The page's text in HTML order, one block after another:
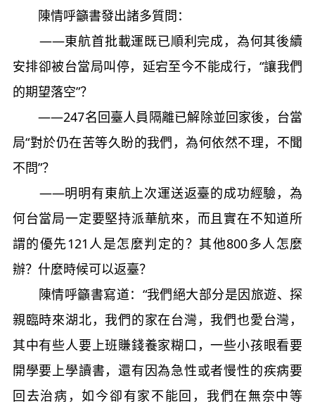
陳情呼籲書發出諸多質問：
——東航首批載運既已順利完成，為何其後續
安排卻被台當局叫停，延宕至今不能成行，“讓我們
的期望落空”？
——247名回臺人員隔離已解除並回家後，台當
局“對於仍在苦等久盼的我們，為何依然不理，不聞
不問”？
——明明有東航上次運送返臺的成功經驗，為
何台當局一定要堅持派華航來，而且實在不知道所
謂的優先121人是怎麼判定的？其他800多人怎麼
辦？什麼時候可以返臺？
陳情呼籲書寫道：“我們絕大部分是因旅遊、探
親臨時來湖北，我們的家在台灣，我們也愛台灣，
其中有些人要上班賺錢養家糊口，一些小孩眼看要
開學要上學讀書，還有因為急性或者慢性的疾病要
回去治病，如今卻有家不能回，我們在無奈中等